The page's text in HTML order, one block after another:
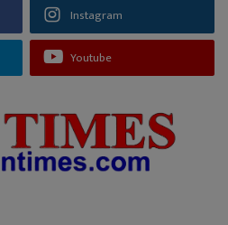
Instagram
Youtube